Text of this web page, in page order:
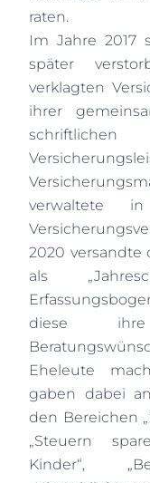
raten.
Im Jahre 2017
später
verklagten
ihrer
verwaltete
2020 versandte
als
diese
Eheleute
gaben dabei
den Bereichen
„Steuern
Kinder“,